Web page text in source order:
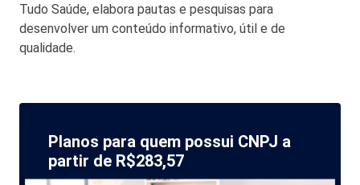
Tudo Saúde, elabora pautas e pesquisas para
desenvolver um conteúdo informativo, útil e de
qualidade.
Planos para quem possui CNPJ a
partir de R$283,57